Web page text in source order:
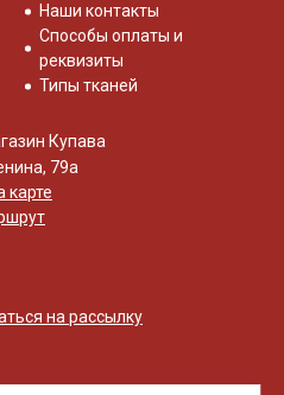
Наши контакты
Способы оплаты и
реквизиты
Типы тканей
Купава
79а
карте
на рассылку